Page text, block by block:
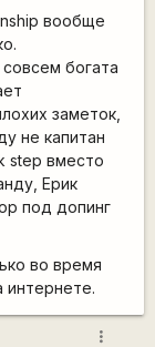
вообще
богата
заметок,
не капитан
step вместо
Ерик
под допинг
во время
интернете.
more_vert